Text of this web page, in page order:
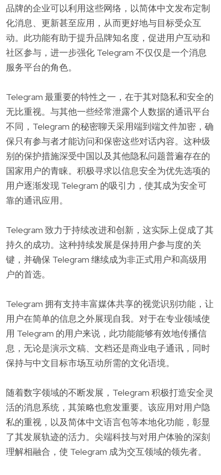
品牌的企业可以利用这些网络，以简体中文发布定制
化消息、更新甚至应用，从而更好地与目标受众互
动。此功能有助于提升品牌知名度，促进用户互动和
社区参与，进一步强化 Telegram 不仅仅是一个消息
服务平台的角色。
Telegram 最重要的特性之一，在于其对隐私和安全的
无比重视。与其他一些经常泄露个人数据的通讯平台
不同，Telegram 的秘密聊天采用端到端文件加密，确
保只有参与者才能访问和保密这些对话内容。这种级
别的保护措施深受中国以及其他隐私问题普遍存在的
国家用户的青睐。积极寻求以信息安全为优先选项的
用户逐渐发现 Telegram 的吸引力，使其成为安全可
靠的通讯应用。
Telegram 致力于持续改进和创新，这实际上促成了其
持久的成功。这种持续发展是保持用户参与度的关
键，并确保 Telegram 继续成为非正式用户和高级用
户的首选。
Telegram 拥有支持丰富媒体共享的视觉识别功能，让
用户在简单的信息之外展现自我。对于在专业领域使
用 Telegram 的用户来说，此功能能够有效地传播信
息，无论是演示文稿、文档还是商业电子通讯，同时
保持与中文目标市场互动所需的文化语境。
随着数字领域的不断发展，Telegram 积极打造安全灵
活的消息系统，其策略也愈发重要。该应用对用户隐
私的重视，以及简体中文语言包等本地化功能，彰显
了其发展轨迹的活力。尖端科技与对用户体验的深刻
理解相融合，使 Telegram 成为交互领域的领先者。